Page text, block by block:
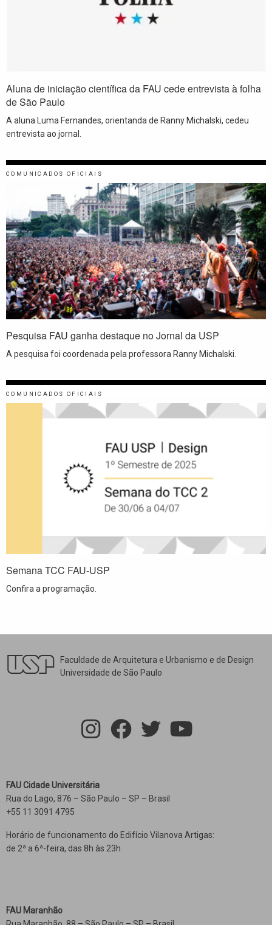
Aluna de iniciação científica da FAU cede entrevista à folha
de São Paulo
A aluna Luma Fernandes, orientanda de Ranny Michalski, cedeu
entrevista ao jornal.
COMUNICADOS OFICIAIS
Pesquisa FAU ganha destaque no Jornal da USP
A pesquisa foi coordenada pela professora Ranny Michalski.
COMUNICADOS OFICIAIS
Semana TCC FAU-USP
Confira a programação.
Faculdade de Arquitetura e Urbanismo e de Design
Universidade de São Paulo
FAU Cidade Universitária
Rua do Lago, 876 – São Paulo – SP – Brasil
+55 11 3091 4795
Horário de funcionamento do Edifício Vilanova Artigas:
de 2ª a 6ª-feira, das 8h às 23h
FAU Maranhão